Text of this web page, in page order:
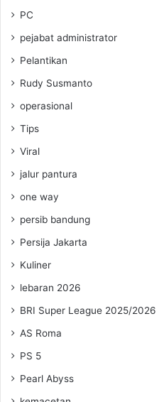
PC
pejabat administrator
Pelantikan
Rudy Susmanto
operasional
Tips
Viral
jalur pantura
one way
persib bandung
Persija Jakarta
Kuliner
lebaran 2026
BRI Super League 2025/2026
AS Roma
PS 5
Pearl Abyss